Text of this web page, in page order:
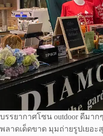
บรรยากาศโซน outdoor ดีมา
พลาดเด็ดขาด มุมถ่ายรูปเยอะ